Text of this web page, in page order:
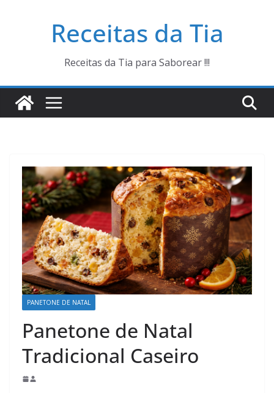
Receitas da Tia
Receitas da Tia para Saborear !!!
PANETONE DE NATAL
Panetone de Natal
Tradicional Caseiro